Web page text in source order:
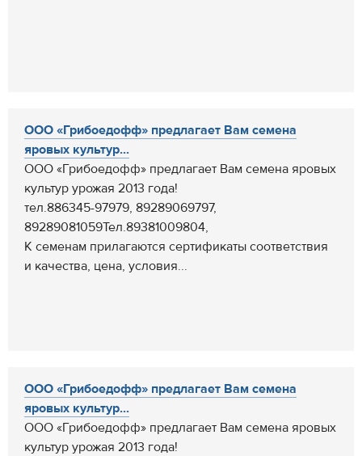
ООО «Грибоедофф» предлагает Вам семена
яровых культур...
ООО «Грибоедофф» предлагает Вам семена яровых
культур урожая 2013 года!
тел.886345-97979, 89289069797,
89289081059Тел.89381009804,
К семенам прилагаются сертификаты соответствия
и качества, цена, условия...
ООО «Грибоедофф» предлагает Вам семена
яровых культур...
ООО «Грибоедофф» предлагает Вам семена яровых
культур урожая 2013 года!